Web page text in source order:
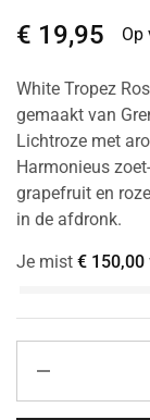
€ 19,95 Op
White Tropez
gemaakt van
Lichtroze met
Harmonieus
grapefruit en
in de afdronk.
Je mist € 150,00